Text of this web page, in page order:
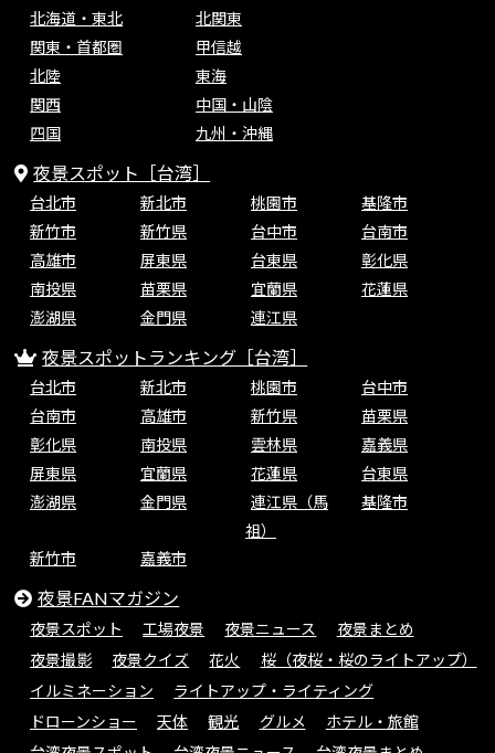
北海道・東北
北関東
関東・首都圏
甲信越
北陸
東海
関西
中国・山陰
四国
九州・沖縄
夜景スポット［台湾］
台北市 新北市 桃園市
基隆市
新竹市
新竹県 台中市
台南市
高雄市
屏東県 台東県
彰化県
南投県
苗栗県 宜蘭県
花蓮県
澎湖県
金門県 連江県
夜景スポットランキング［台湾］
台北市 新北市 桃園市
台中市
台南市
高雄市 新竹県
苗栗県
彰化県
南投県 雲林県
嘉義県
屏東県
宜蘭県 花蓮県
台東県
澎湖県
金門県
連江県（馬
祖）
基隆市
新竹市 嘉義市
夜景FANマガジン
夜景スポット 工場夜景 夜景ニュース
夜景まとめ
夜景撮影
夜景クイズ 花火
桜（夜桜・桜のライトアップ）
イルミネーション
ライトアップ・ライティング
ドローンショー
天体 観光 グルメ
ホテル・旅館